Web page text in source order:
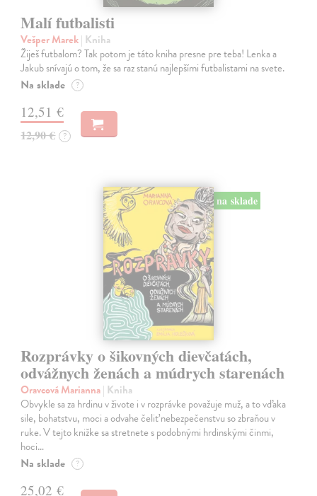
Malí futbalisti
Vešper Marek| Kniha
Žiješ futbalom? Tak potom je táto kniha presne pre teba! Lenka a
Jakub snívajú o tom, že sa raz stanú najlepšími futbalistami na svete.
Na sklade ?
12,51 €
12,90 € ?
na sklade
Rozprávky o šikovných dievčatách,
odvážnych ženách a múdrych starenách
Oravcová Marianna| Kniha
Obvykle sa za hrdinu v živote i v rozprávke považuje muž, a to vďaka
sile, bohatstvu, moci a odvahe čeliť nebezpečenstvu so zbraňou v
ruke. V tejto knižke sa stretnete s podobnými hrdinskými činmi,
hoci…
Na sklade ?
25,02 €